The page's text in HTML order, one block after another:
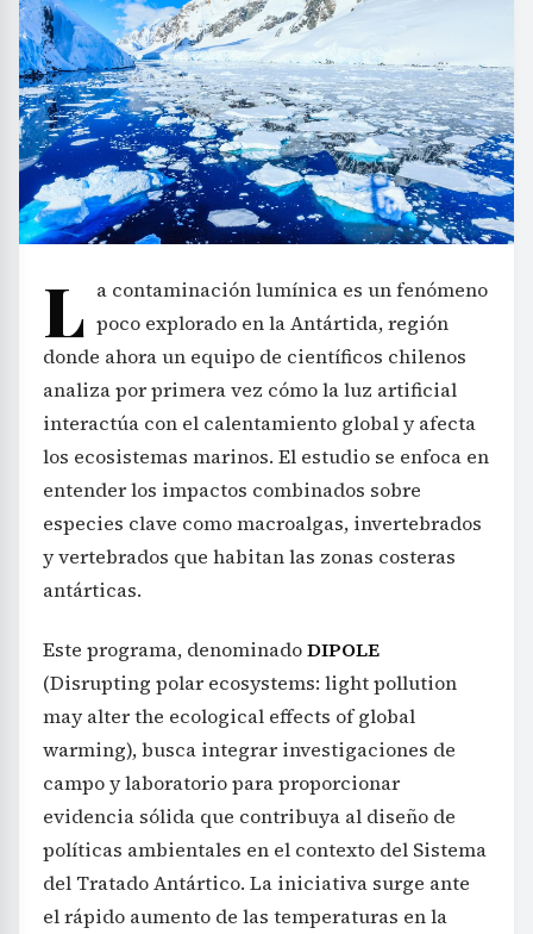
L a contaminación lumínica es un fenómeno
poco explorado en la Antártida, región
donde ahora un equipo de científicos chilenos
analiza por primera vez cómo la luz artificial
interactúa con el calentamiento global y afecta
los ecosistemas marinos. El estudio se enfoca en
entender los impactos combinados sobre
especies clave como macroalgas, invertebrados
y vertebrados que habitan las zonas costeras
antárticas.
Este programa, denominadoDIPOLE
(Disrupting polar ecosystems: light pollution
may alter the ecological effects of global
warming), busca integrar investigaciones de
campo y laboratorio para proporcionar
evidencia sólida que contribuya al diseño de
políticas ambientales en el contexto del Sistema
del Tratado Antártico. La iniciativa surge ante
el rápido aumento de las temperaturas en la